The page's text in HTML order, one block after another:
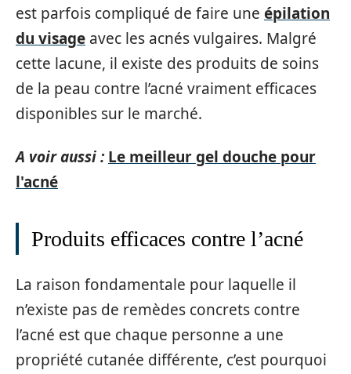
est parfois compliqué de faire une épilation
du visage avec les acnés vulgaires. Malgré
cette lacune, il existe des produits de soins
de la peau contre l’acné vraiment efficaces
disponibles sur le marché.
A voir aussi : Le meilleur gel douche pour
l'acné
Produits efficaces contre l’acné
La raison fondamentale pour laquelle il
n’existe pas de remèdes concrets contre
l’acné est que chaque personne a une
propriété cutanée différente, c’est pourquoi